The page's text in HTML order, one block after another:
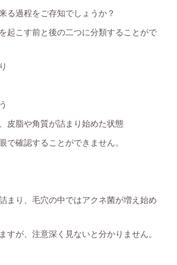
る過程をご存知でしょうか？
起こす前と後の二つに分類することがで
皮脂や角質が詰まり始めた状態
で確認することができません。
まり、毛穴の中ではアクネ菌が増え始め
すが、注意深く見ないと分かりません。